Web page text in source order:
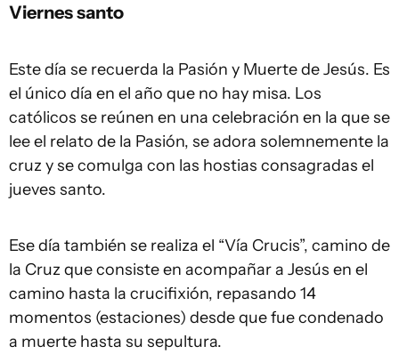
Viernes santo
Este día se recuerda la Pasión y Muerte de Jesús. Es
el único día en el año que no hay misa. Los
católicos se reúnen en una celebración en la que se
lee el relato de la Pasión, se adora solemnemente la
cruz y se comulga con las hostias consagradas el
jueves santo.
Ese día también se realiza el “Vía Crucis”, camino de
la Cruz que consiste en acompañar a Jesús en el
camino hasta la crucifixión, repasando 14
momentos (estaciones) desde que fue condenado
a muerte hasta su sepultura.